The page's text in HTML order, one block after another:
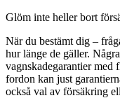
Glöm inte heller bort
När du bestämt dig –
hur länge de gäller.
vagnskadegarantier med
fordon kan just
också val av försäkring